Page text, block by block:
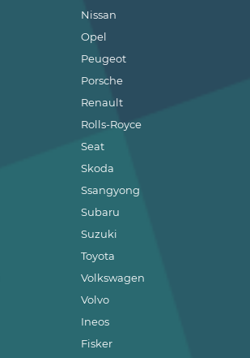
Nissan
Opel
Peugeot
Porsche
Renault
Rolls-Royce
Seat
Skoda
Ssangyong
Subaru
Suzuki
Toyota
Volkswagen
Volvo
Ineos
Fisker